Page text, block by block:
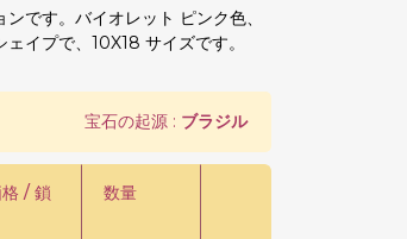
です。バイオレット ピンク色、
イプで、10X18 サイズです。
宝石の起源 : ブラジル
/ 鎖 数量